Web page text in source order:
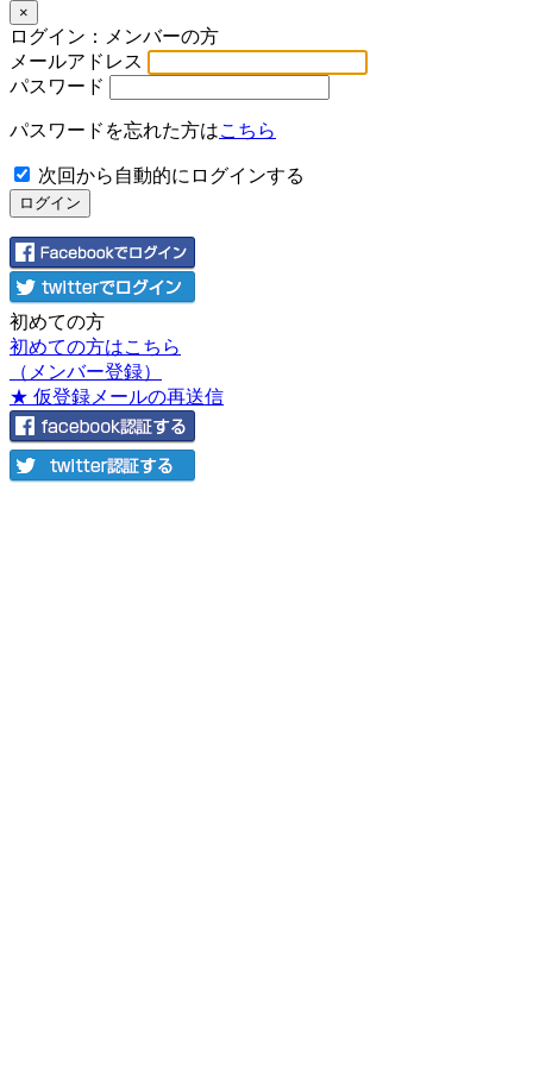
×
ログイン：メンバーの方
メールアドレス
パスワード
パスワードを忘れた方はこちら
次回から自動的にログインする
初めての方
初めての方はこちら
（メンバー登録）
★ 仮登録メールの再送信